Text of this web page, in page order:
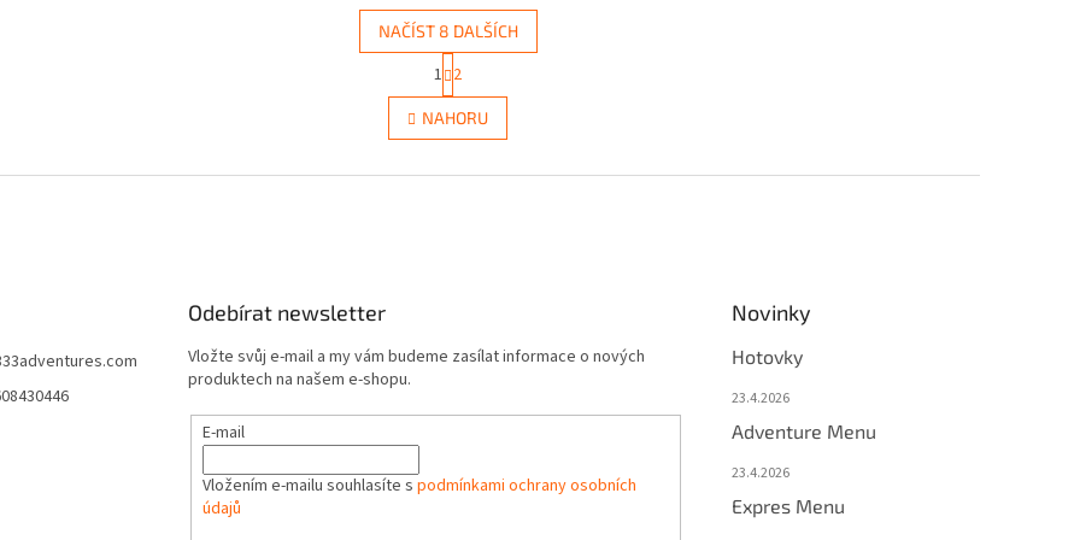
O
v
l
d
y
u
NAČÍST 8 DALŠÍCH
t
r
á
n
1 2
NAHORU
Odebírat newsletter
Vložte svůj e-mail a my vám budeme zasílat informace o nových
produktech na našem e-shopu.
E-mail
Vložením e-mailu souhlasíte s podmínkami ochrany osobních
údajů
Novinky
Hotovky
23.4.2026
Adventure Menu
23.4.2026
Expres Menu